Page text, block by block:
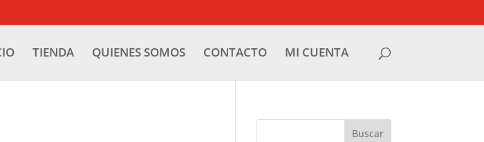
TIENDA QUIENES SOMOS CONTACTO MI CUENTA